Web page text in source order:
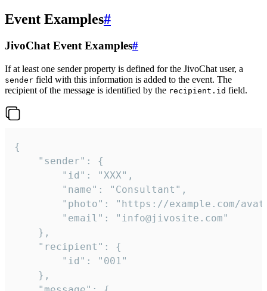
Event Examples#
JivoChat Event Examples#
If at least one sender property is defined for the JivoChat user, a
sender field with this information is added to the event. The
recipient of the message is identified by the recipient.id field.
{